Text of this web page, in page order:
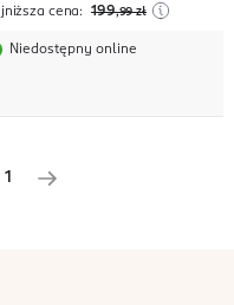
cena: 199,99 zł
Niedostępny online
1